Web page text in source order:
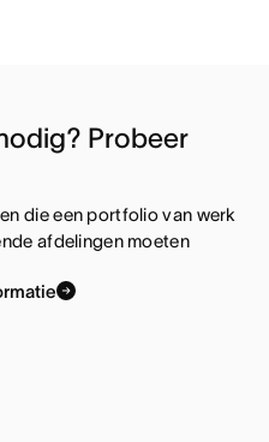
Probeer
die een portfolio van werk
afdelingen moeten